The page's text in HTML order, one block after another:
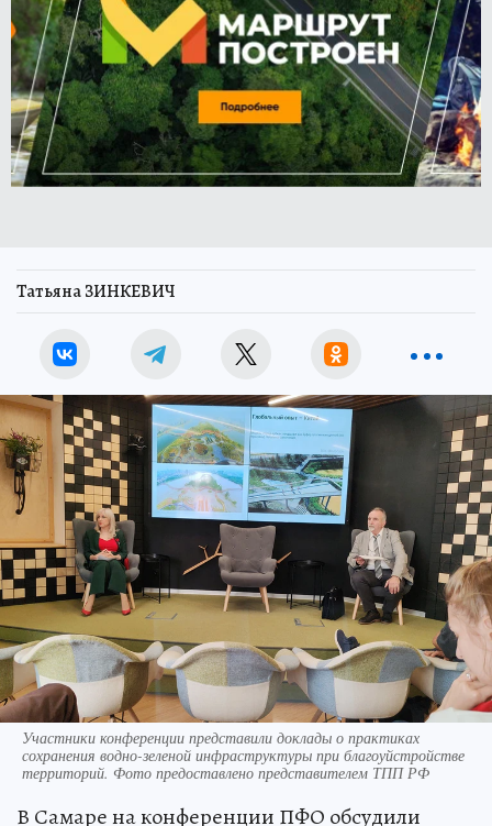
Татьяна ЗИНКЕВИЧ
Участники конференции представили доклады о практиках
сохранения водно-зеленой инфраструктуры при благоуйстройстве
территорий. Фото предоставлено представителем ТПП РФ
В Самаре на конференции ПФО обсудили